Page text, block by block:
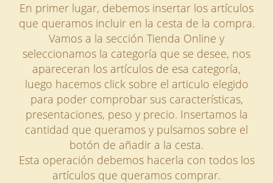
En primer lugar, debemos insertar los artículos
que queramos incluir en la cesta de la compra.
Vamos a la sección Tienda Online y
seleccionamos la categoría que se desee, nos
apareceran los artículos de esa categoría,
luego hacemos click sobre el articulo elegido
para poder comprobar sus características,
presentaciones, peso y precio. Insertamos la
cantidad que queramos y pulsamos sobre el
botón de añadir a la cesta.
Esta operación debemos hacerla con todos los
artículos que queramos comprar.